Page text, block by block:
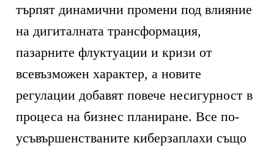
търпят динамични промени под влияние
на дигиталната трансформация,
пазарните флуктуации и кризи от
всевъзможен характер, а новите
регулации добавят повече несигурност в
процеса на бизнес планиране. Все по-
усъвършенстваните киберзаплахи също